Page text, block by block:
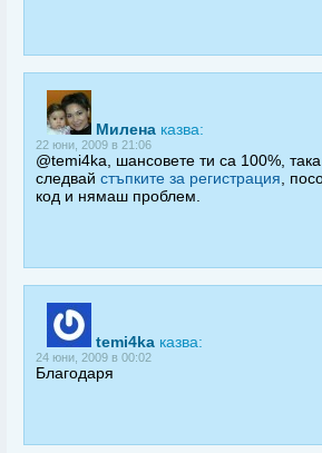
Милена казва:
22 юни, 2009 в 21:06
@temi4ka, шансовете ти са 100%,
следвай стъпките за регистрация ,
код и нямаш проблем.
temi4ka казва:
24 юни, 2009 в 00:02
Благодаря